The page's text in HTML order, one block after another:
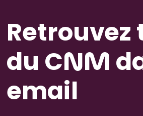
Retrouvez
du CNM
email